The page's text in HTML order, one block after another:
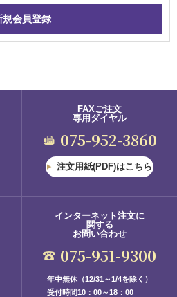
FAXご注文
専用ダイヤル
075-952-3860
注文用紙(PDF)はこちら
インターネット注文に
関する
お問い合わせ
075-951-9300
年中無休（12/31～1/4を除く）
受付時間10：00～18：00